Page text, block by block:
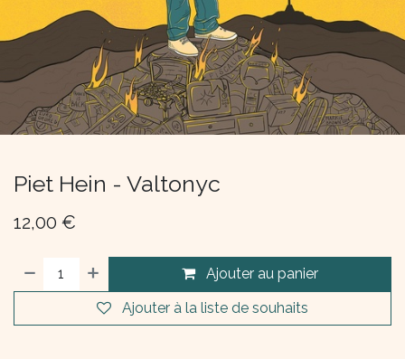
Piet Hein - Valtonyc
12,00 €
Ajouter au panier
Ajouter à la liste de souhaits